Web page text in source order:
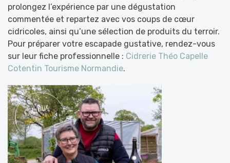
prolongez l’expérience par une dégustation
commentée et repartez avec vos coups de cœur
cidricoles, ainsi qu’une sélection de produits du terroir.
Pour préparer votre escapade gustative, rendez-vous
sur leur fiche professionnelle : Cidrerie Théo Capelle
Cotentin Tourisme Normandie.